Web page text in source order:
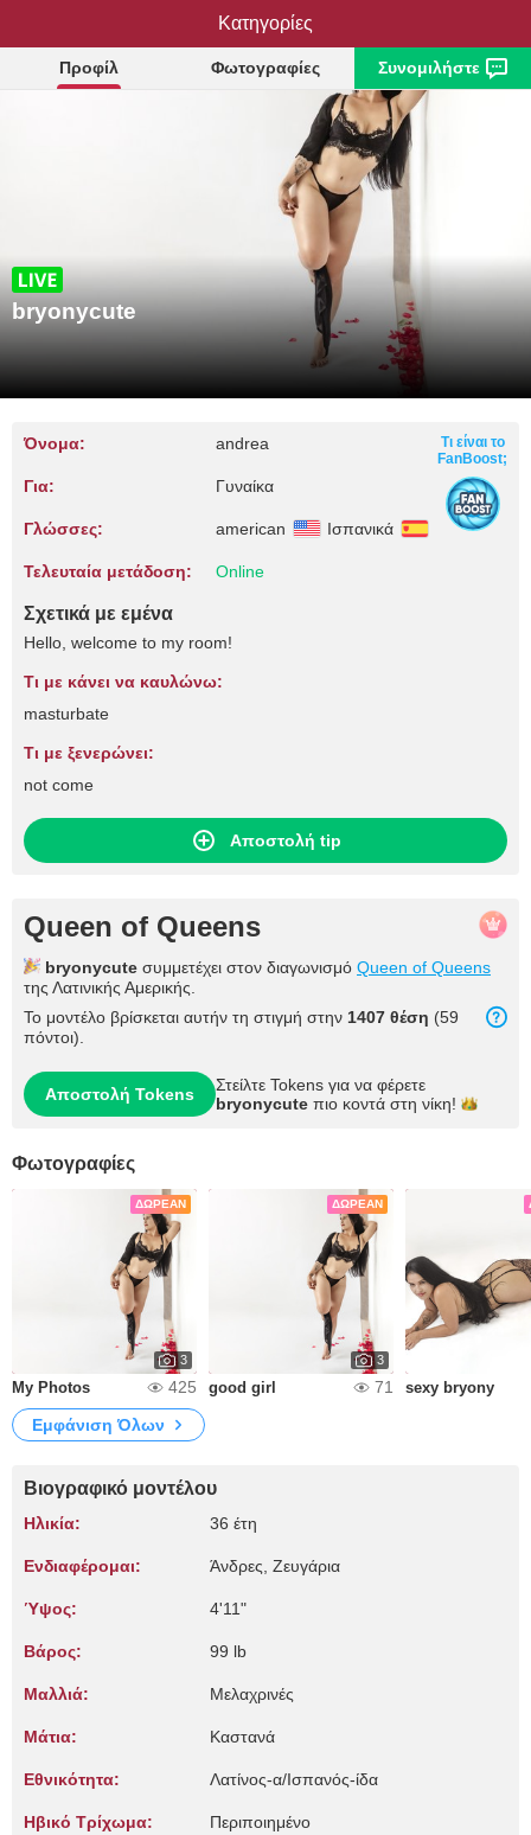
bryonycute
Προφίλ Φωτογραφίες Συνομιλήστε
bryonycute
Όνομα: andrea
Για: Γυναίκα
Γλώσσες: american Ισπανικά
Τελευταία μετάδοση: Online
Τι είναι το
FanBoost;
Σχετικά με εμένα
Hello, welcome to my room!
Τι με κάνει να καυλώνω:
masturbate
Τι με ξενερώνει:
not come
Αποστολή tip
Queen of Queens
bryonycute συμμετέχει στον διαγωνισμό Queen of Queens
της Λατινικής Αμερικής.
Το μοντέλο βρίσκεται αυτήν τη στιγμή στην 1407 θέση (59
πόντοι).
Αποστολή Tokens
Στείλτε Tokens για να φέρετε
bryonycute πιο κοντά στη νίκη!
Φωτογραφίες
ΔΩΡΕΆΝ
3
My Photos 425
ΔΩΡΕΆΝ
3
good girl 71 sexy bryony
Εμφάνιση Όλων
Βιογραφικό μοντέλου
Ηλικία: 36 έτη
Ενδιαφέρομαι: Άνδρες, Zευγάρια
Ύψος: 4'11"
Βάρος: 99 lb
Μαλλιά: Μελαχρινές
Μάτια: Καστανά
Εθνικότητα: Λατίνος-α/Ισπανός-ίδα
Ηβικό Τρίχωμα: Περιποιημένο
Κατηγορίες